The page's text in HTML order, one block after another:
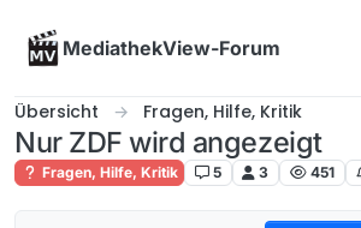
MediathekView-Forum
Übersicht Fragen, Hilfe, Kritik
Nur ZDF wird angezeigt
Fragen, Hilfe, Kritik 5 3 451